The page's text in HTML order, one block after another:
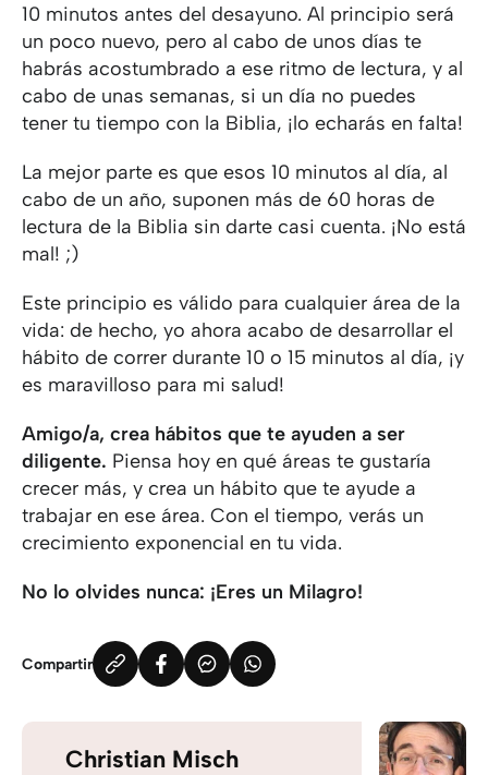
10 minutos antes del desayuno. Al principio será
un poco nuevo, pero al cabo de unos días te
habrás acostumbrado a ese ritmo de lectura, y al
cabo de unas semanas, si un día no puedes
tener tu tiempo con la Biblia, ¡lo echarás en falta!
La mejor parte es que esos 10 minutos al día, al
cabo de un año, suponen más de 60 horas de
lectura de la Biblia sin darte casi cuenta. ¡No está
mal! ;)
Este principio es válido para cualquier área de la
vida: de hecho, yo ahora acabo de desarrollar el
hábito de correr durante 10 o 15 minutos al día, ¡y
es maravilloso para mi salud!
Amigo/a, crea hábitos que te ayuden a ser
diligente. Piensa hoy en qué áreas te gustaría
crecer más, y crea un hábito que te ayude a
trabajar en ese área. Con el tiempo, verás un
crecimiento exponencial en tu vida.
No lo olvides nunca: ¡Eres un Milagro!
Compartir
Christian Misch